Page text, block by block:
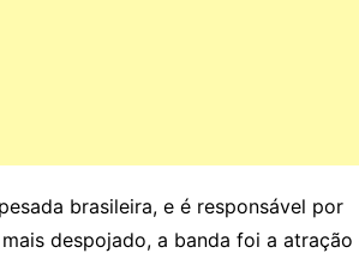
brasileira, e é responsável por
despojado, a banda foi a atração